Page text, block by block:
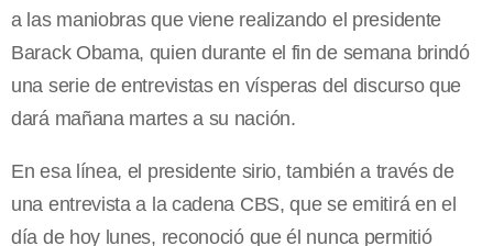
a las maniobras que viene realizando el presidente
Barack Obama, quien durante el fin de semana brindó
una serie de entrevistas en vísperas del discurso que
dará mañana martes a su nación.
En esa línea, el presidente sirio, también a través de
una entrevista a la cadena CBS, que se emitirá en el
día de hoy lunes, reconoció que él nunca permitió